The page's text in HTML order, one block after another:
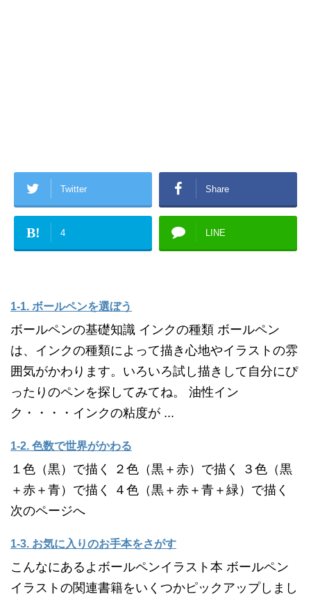
Twitter Share
B! 4 LINE
1-1. ボールペンを選ぼう
ボールペンの基礎知識 インクの種類 ボールペン
は、インクの種類によって描き心地やイラストの雰
囲気がかわります。いろいろ試し描きして自分にぴ
ったりのペンを探してみてね。 油性イン
ク・・・・インクの粘度が ...
1-2. 色数で世界がかわる
１色（黒）で描く ２色（黒＋赤）で描く ３色（黒
＋赤＋青）で描く ４色（黒＋赤＋青＋緑）で描く
次のページへ
1-3. お気に入りのお手本をさがす
こんなにあるよボールペンイラスト本 ボールペン
イラストの関連書籍をいくつかピックアップしまし